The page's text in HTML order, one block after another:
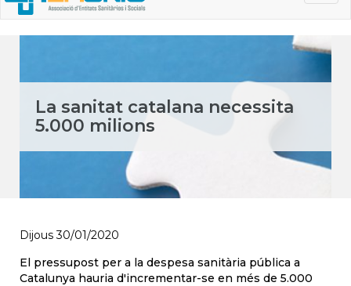
La sanitat catalana necessita
5.000 milions
Dijous 30/01/2020
El pressupost per a la despesa sanitària pública a
Catalunya hauria d'incrementar-se en més de 5.000